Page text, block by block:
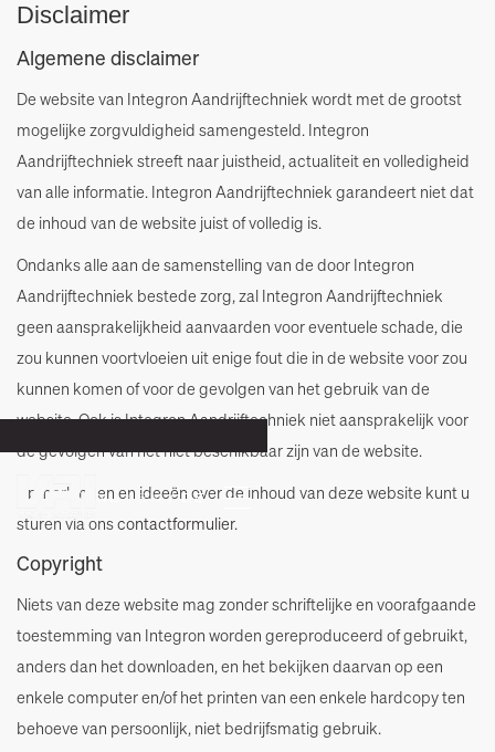
NL / EN / DE
Disclaimer
Algemene disclaimer
De website van Integron Aandrijftechniek wordt met de grootst
mogelijke zorgvuldigheid samengesteld. Integron
Aandrijftechniek streeft naar juistheid, actualiteit en volledigheid
van alle informatie. Integron Aandrijftechniek garandeert niet dat
de inhoud van de website juist of volledig is.
Ondanks alle aan de samenstelling van de door Integron
Aandrijftechniek bestede zorg, zal Integron Aandrijftechniek
geen aansprakelijkheid aanvaarden voor eventuele schade, die
zou kunnen voortvloeien uit enige fout die in de website voor zou
kunnen komen of voor de gevolgen van het gebruik van de
website. Ook is Integron Aandrijftechniek niet aansprakelijk voor
de gevolgen van het niet beschikbaar zijn van de website.
Opmerkingen en ideeën over de inhoud van deze website kunt u
sturen via onscontactformulier.
Copyright
Niets van deze website mag zonder schriftelijke en voorafgaande
toestemming van Integron worden gereproduceerd of gebruikt,
anders dan het downloaden, en het bekijken daarvan op een
enkele computer en/of het printen van een enkele hardcopy ten
behoeve van persoonlijk, niet bedrijfsmatig gebruik.